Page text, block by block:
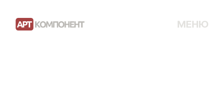
МЕНЮ